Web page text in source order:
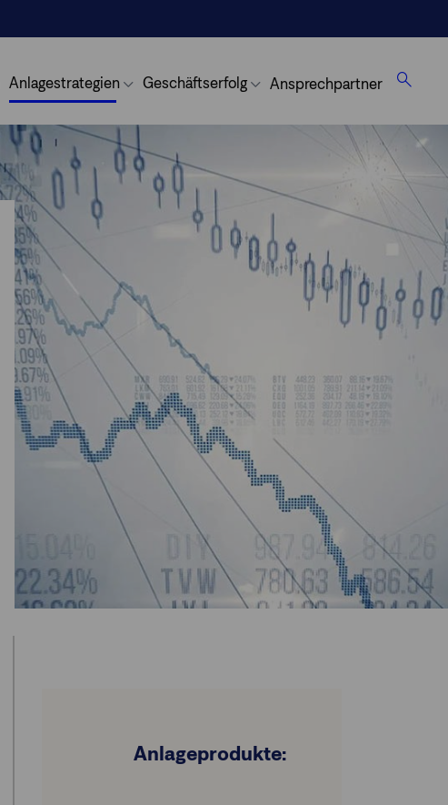
Anlagestrategien Geschäftserfolg Ansprechpartner
Anlageprodukte: